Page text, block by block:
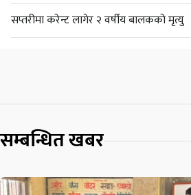
सप्तरीमा करेन्ट लागेर २ वर्षीय बालकको मृत्यु
सम्बन्धित खबर